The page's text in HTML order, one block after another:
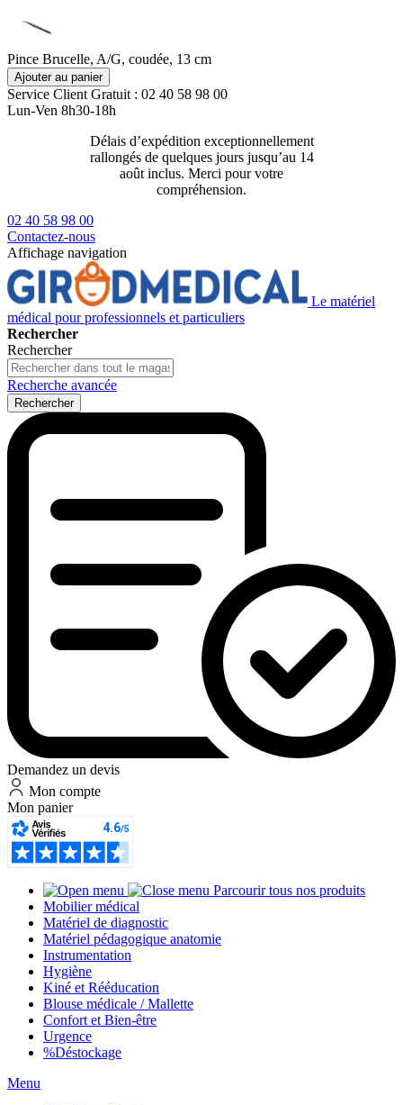
Pince Brucelle, A/G, coudée, 13 cm
Ajouter au panier
Service Client Gratuit : 02 40 58 98 00
Lun-Ven 8h30-18h
Délais d’expédition exceptionnellement
rallongés de quelques jours jusqu’au 14
août inclus. Merci pour votre
compréhension.
02 40 58 98 00
Contactez-nous
Affichage navigation
Le matériel
médical pour professionnels et particuliers
Rechercher
Rechercher
Recherche avancée
Rechercher
Demandez un devis
Mon compte
Mon panier
Parcourir tous nos produits
Mobilier médical
Matériel de diagnostic
Matériel pédagogique anatomie
Instrumentation
Hygiène
Kiné et Rééducation
Blouse médicale / Mallette
Confort et Bien-être
Urgence
%Déstockage
Menu